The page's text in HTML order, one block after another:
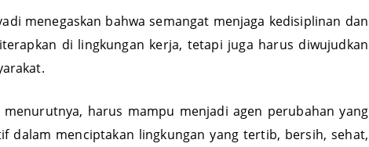
menegaskan bahwa semangat menjaga kedisiplinan dan
di lingkungan kerja, tetapi juga harus diwujudkan
menurutnya, harus mampu menjadi agen perubahan yang
dalam menciptakan lingkungan yang tertib, bersih, sehat,